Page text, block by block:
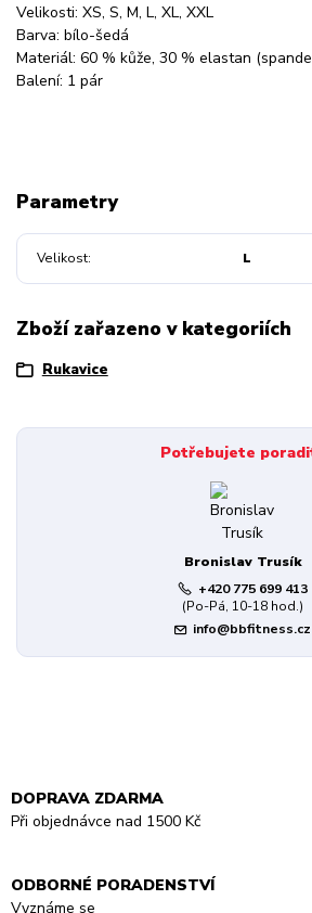
Velikosti: XS, S, M, L, XL, XXL
Barva: bílo-šedá
Materiál: 60 % kůže, 30 % elastan
Balení: 1 pár
Parametry
Velikost L
Zboží zařazeno v kategoriích
Rukavice
Potřebujete
Bronislav Trusík
+420 775 699 413
(Po-Pá, 10-18 hod.)
info@bbfitness.cz
DOPRAVA ZDARMA
Při objednávce nad 1500 Kč
ODBORNÉ PORADENSTVÍ
Vyznáme se